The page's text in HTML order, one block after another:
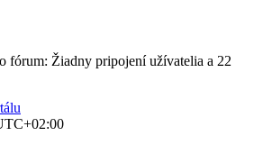
fórum: Žiadny pripojení užívatelia a 22